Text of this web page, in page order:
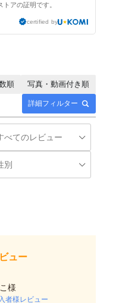
アの証明です。
certified by
詳細フィルター
順 写真・動画付き順
ュー
様